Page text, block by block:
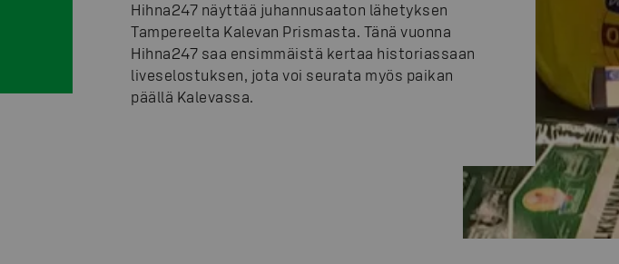
Hihna247 näyttää juhannusaaton lähetyksen
Tampereelta Kalevan Prismasta. Tänä vuonna
Hihna247 saa ensimmäistä kertaa historiassaan
liveselostuksen, jota voi seurata myös paikan
päällä Kalevassa.